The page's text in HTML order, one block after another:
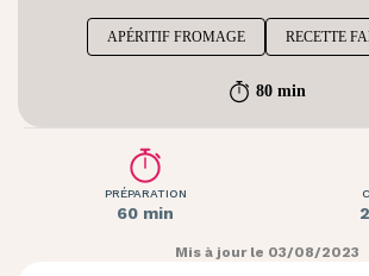
APÉRITIF FROMAGE RECETTE
80 min
PRÉPARATION
60 min
Mis à jour le 03/08/2023